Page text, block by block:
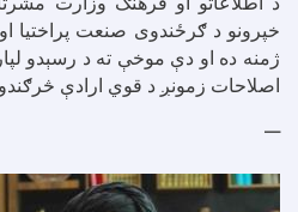
خپرونو د ګرځندوی صنعت پراختیا او
ژمنه ده او دې موخې ته د رسېدو
اصلاحات زمونږ د قوي ارادې